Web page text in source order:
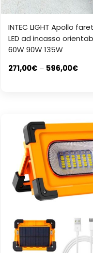
INTEC LIGHT Apollo
LED ad incasso
60W 90W 135W
271,00€ – 596,00€